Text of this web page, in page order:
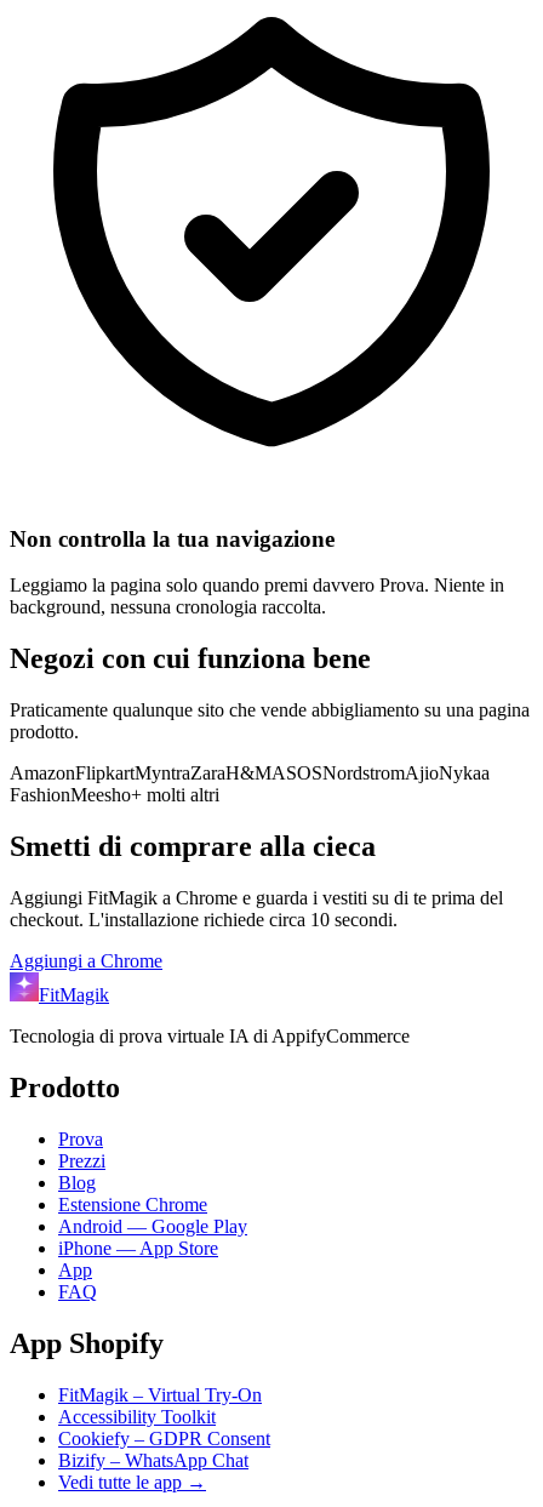
Non controlla la tua navigazione
Leggiamo la pagina solo quando premi davvero Prova. Niente in
background, nessuna cronologia raccolta.
Negozi con cui funziona bene
Praticamente qualunque sito che vende abbigliamento su una pagina
prodotto.
AmazonFlipkartMyntraZaraH&MASOSNordstromAjioNykaa
FashionMeesho+ molti altri
Smetti di comprare alla cieca
Aggiungi FitMagik a Chrome e guarda i vestiti su di te prima del
checkout. L'installazione richiede circa 10 secondi.
Aggiungi a Chrome
FitMagik
Tecnologia di prova virtuale IA di AppifyCommerce
Prodotto
Prova
Prezzi
Blog
Estensione Chrome
Android — Google Play
iPhone — App Store
App
FAQ
App Shopify
FitMagik – Virtual Try-On
Accessibility Toolkit
Cookiefy – GDPR Consent
Bizify – WhatsApp Chat
Vedi tutte le app →